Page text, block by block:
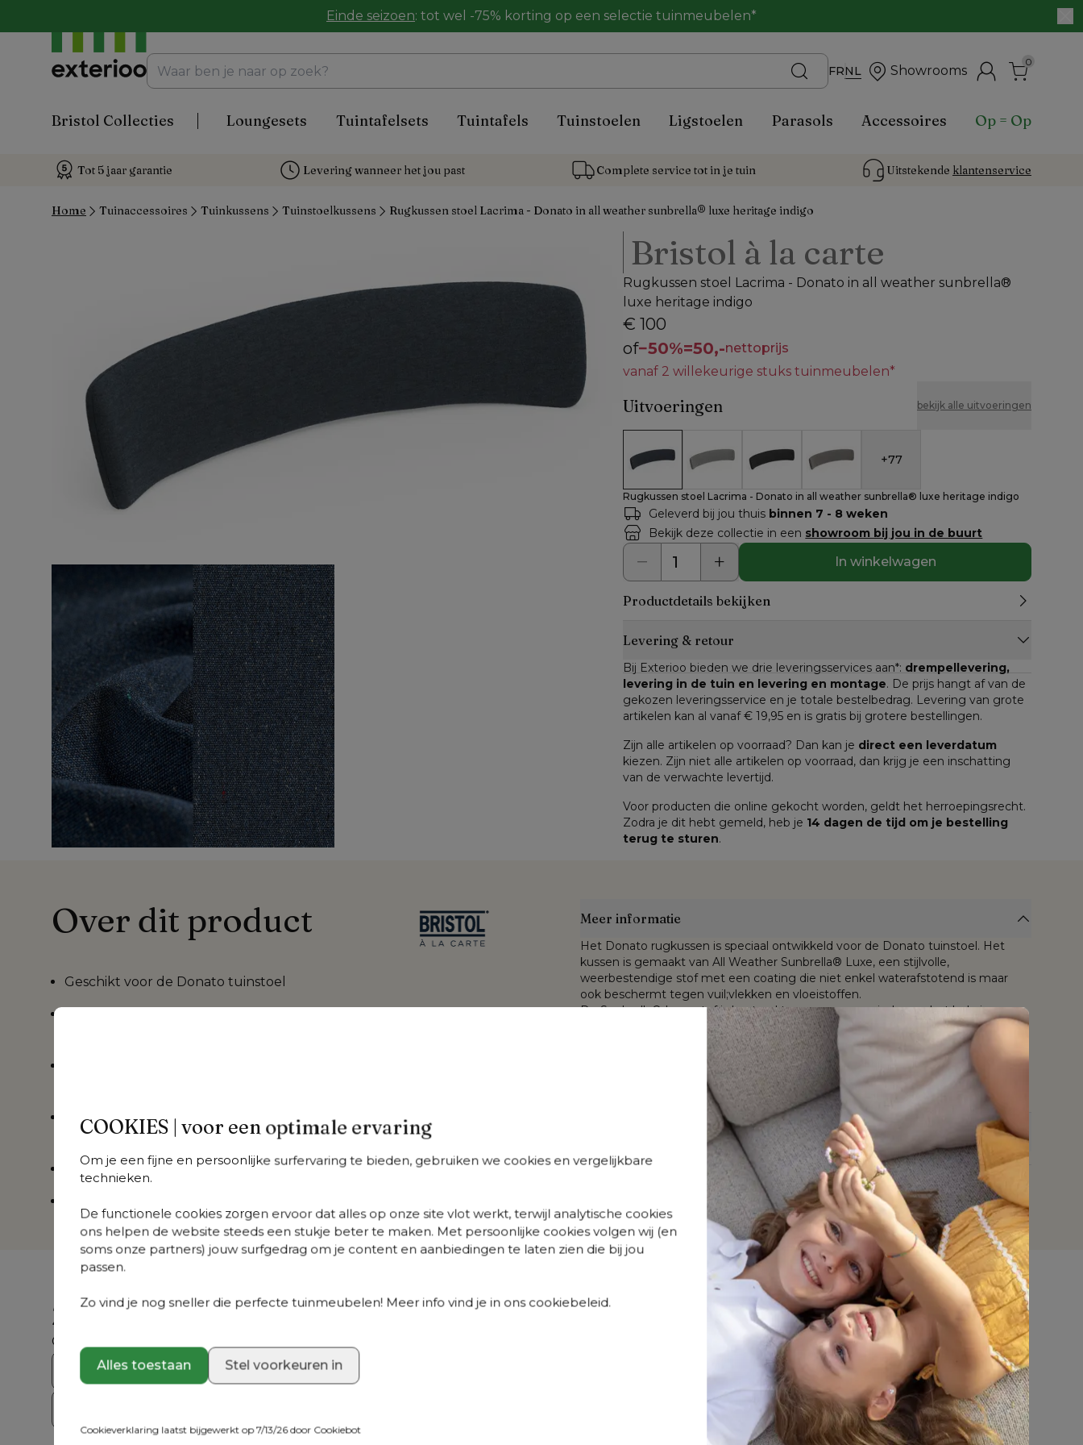
COOKIES | voor een optimale ervaring
Om je een fijne en persoonlijke surfervaring te bieden, gebruiken we cookies en vergelijkbare
technieken.
De functionele cookies zorgen ervoor dat alles op onze site vlot werkt, terwijl analytische cookies
ons helpen de website steeds een stukje beter te maken. Met persoonlijke cookies volgen wij (en
soms onze partners) jouw surfgedrag om je content en aanbiedingen te laten zien die bij jou
passen.
Zo vind je nog sneller die perfecte tuinmeubelen! Meer info vind je in ons cookiebeleid.
Alles toestaan Stel voorkeuren in
Cookieverklaring laatst bijgewerkt op 7/13/26 door Cookiebot
Einde seizoen: tot wel -75% korting op een selectie tuinmeubelen*
FRNL Showrooms
0
Bristol Collecties Loungesets Tuintafelsets Tuintafels Tuinstoelen Ligstoelen Parasols Accessoires Op = Op
Tot 5 jaar garantie Levering wanneer het jou past Complete service tot in je tuin Uitstekende klantenservice
Home Tuinaccessoires Tuinkussens Tuinstoelkussens Rugkussen stoel Lacrima - Donato in all weather sunbrella® luxe heritage indigo
Bristol à la carte
Rugkussen stoel Lacrima - Donato in all weather sunbrella®
luxe heritage indigo
€ 100
of−50%=50,-nettoprijs
vanaf 2 willekeurige stuks tuinmeubelen*
Uitvoeringen bekijk alle uitvoeringen
Rugkussen stoel Lacrima - Donato in all weather sunbrella® luxe
Rugkussen stoel Lacrima - Donato in all weather sunbrella®
Rugkussen stoel Lacrima - Donato in all weather
Rugkussen stoel Lacrima - Donato in all
+77
Rugkussen stoel Lacrima - Donato in all weather sunbrella® luxe heritage indigo
Geleverd bij jou thuis binnen 7 - 8 weken
Bekijk deze collectie in een showroom bij jou in de buurt
In winkelwagen
Productdetails bekijken
Levering & retour
Bij Exterioo bieden we drie leveringsservices aan*: drempellevering,
levering in de tuin en levering en montage. De prijs hangt af van de
gekozen leveringsservice en je totale bestelbedrag. Levering van grote
artikelen kan al vanaf € 19,95 en is gratis bij grotere bestellingen.
Zijn alle artikelen op voorraad? Dan kan je direct een leverdatum
kiezen. Zijn niet alle artikelen op voorraad, dan krijg je een inschatting
van de verwachte levertijd.
Voor producten die online gekocht worden, geldt het herroepingsrecht.
Zodra je dit hebt gemeld, heb je 14 dagen de tijd om je bestelling
terug te sturen.
Over dit product
Geschikt voor de Donato tuinstoel
De quick dry foam zorgt er voor dat het
kussen ademend en
schimmelwerend is
Kussen is voorzien van eenantislip
Meer informatie
Het Donato rugkussen is speciaal ontwikkeld voor de Donato tuinstoel. Het
kussen is gemaakt van All Weather Sunbrella® Luxe, een stijlvolle,
weerbestendige stof met een coating die niet enkel waterafstotend is maar
ook beschermt tegen vuil;vlekken en vloeistoffen.
De Sunbrella® Luxe stof is bestand tegen weer en wind, mag het hele jaar
buiten blijven en toont zich jarenlang slijt- en kleurvast dankzij de tot in de kern
gekleurde acrylvezel. De ademende stof wordt bij Bristol À La Carte
gecombineerd met een dubbele laag quick dry foam, een comfortabel schuim
met open poriënstructuur dat geen water ophoudt én snel droogt.
Geniet van buitengewone keuze en design, met uitzonderlijke topkwaliteit.
Webartikelnummer
113653
Te zien in de showroom
Nee
30 cm
Diepte
15 cm
Certificaten
Niet van toepassing
Dikte zitkussen
2 cm
B 30 x D 15 x d 2 cm
Bristol à la carte
Wasbare hoes
Ja
Weerbestendigheid tuinmeubel
Dit tuinmeubel is geschikt om in de
zomer buiten te laten staan, maar het
is raadzaam om het in de
winterperiode en bij langdurig slecht
weer overdekt te plaatsen voor extra
bescherming.
Dit kussen is geschikt om in de zomer
buiten te laten liggen, maar het is
Zoek je iets anders?
Ontdek ons volledig aanbod
Bristol Collecties
Loungesets Tuintafelsets Parasols Accessoires